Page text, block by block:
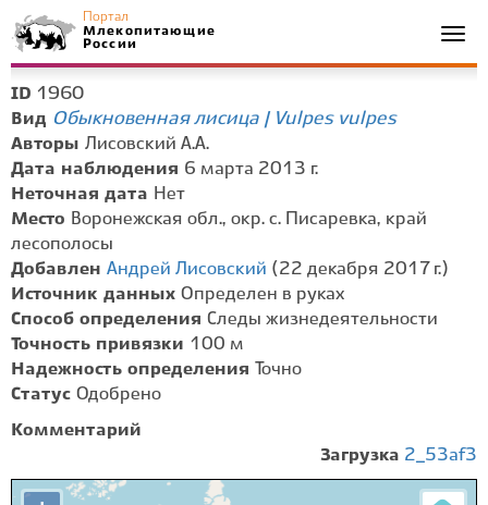
Портал
Млекопитающие
России
ID 1960
Вид Обыкновенная лисица | Vulpes vulpes
Авторы Лисовский А.А.
Дата наблюдения 6 марта 2013 г.
Неточная дата Нет
Место Воронежская обл., окр. с. Писаревка, край
лесополосы
Добавлен Андрей Лисовский (22 декабря 2017 г.)
Источник данных Определен в руках
Способ определения Следы жизнедеятельности
Точность привязки 100 м
Надежность определения
Точно
Статус Одобрено
Комментарий
Загрузка 2_53af3